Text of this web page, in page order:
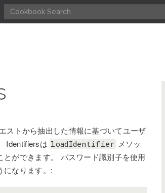
ストから抽出した情報に基づいてユーザ
Identifiersは loadIdentifier メソッ
とができます。 パスワード識別子を使用
になります。: